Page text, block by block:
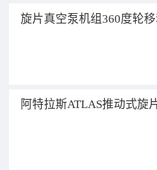
旋片真空泵机组360度轮
阿特拉斯ATLAS推动式旋